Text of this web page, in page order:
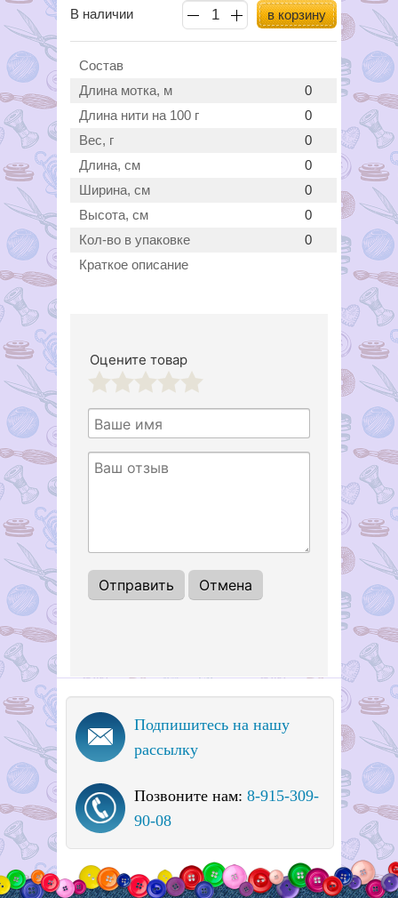
В наличии в корзину
Состав
Длина мотка, м
0
Длина нити на 100 г
0
Вес, г
0
Длина, см
0
Ширина, см
0
Высота, см
0
Кол-во в упаковке
0
Краткое описание
Оцените товар
Подпишитесь на нашу
рассылку
Позвоните нам: 8-915-309-
90-08